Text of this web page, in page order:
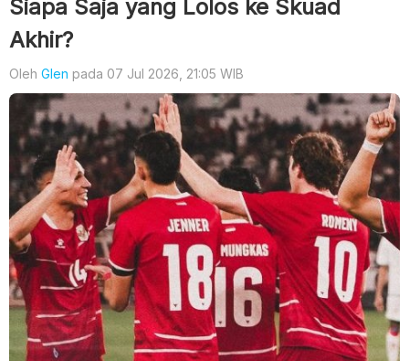
Siapa Saja yang Lolos ke Skuad
Akhir?
Oleh Glen pada 07 Jul 2026, 21:05 WIB